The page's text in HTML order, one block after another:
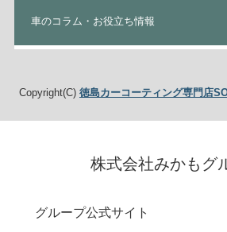
車のコラム・お役立ち情報
Copyright(C) 徳島カーコーティング専門店
株式会社みかもグ
グループ公式サイト